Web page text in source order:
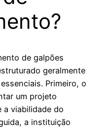
de galpões
geralmente
Primeiro, o
um projeto
a viabilidade do
a instituição